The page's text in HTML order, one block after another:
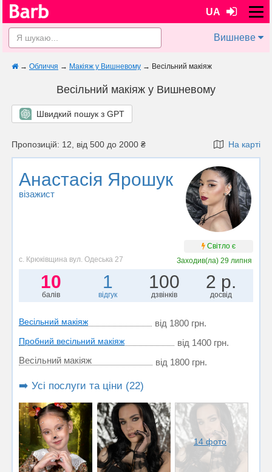
UA
Вишневе
→ Обличчя → Макіяж у Вишневому → Весільний макіяж
Весільний макіяж у Вишневому
Швидкий пошук з GPT
Пропозицій: 12, від 500 до 2000 ₴ На карті
Анастасія Ярошук
візажист
Світло є
с. Крюківщина вул. Одеська 27
Заходив(ла) 29 липня
10
балів
1
відгук
100
дзвінків
2 р.
досвід
Весільний макіяж від 1800 грн.
Пробний весільний макіяж
від 1400 грн.
Весільний макіяж
від 1800 грн.
➡️ Усі послуги та ціни (22)
14 фото